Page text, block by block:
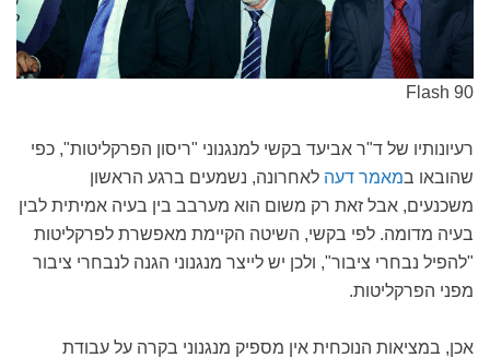
Flash 90
רעיונותיו של ד"ר אביעד בקשי למנגנוני "ריסון הפרקליטות", כפי
שהובאו במאמר דעה לאחרונה, נשמעים ברגע הראשון
משכנעים, אבל זאת רק משום הוא מערבב בין בעיה אמיתית לבין
בעיה מדומה. לפי בקשי, השיטה הקיימת מאפשרת לפרקליטות
"להפיל נבחרי ציבור", ולכן יש לייצר מנגנוני הגנה לנבחרי ציבור
מפני הפרקליטות.
אכן, במציאות הנוכחית אין מספיק מנגנוני בקרה על עבודת